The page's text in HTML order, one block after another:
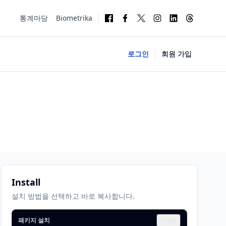
통계마당 Biometrika
로그인 회원 가입
Install
설치 방법을 선택하고 바로 복사합니다.
패키지 설치